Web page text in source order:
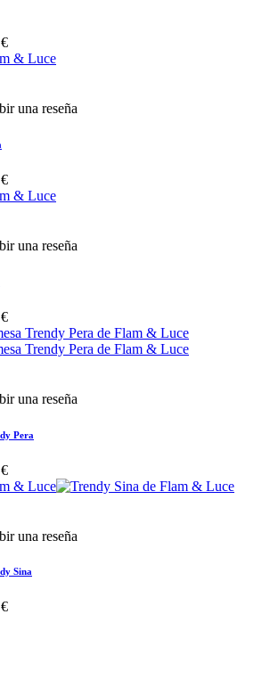
una reseña
una reseña
una reseña
Pera
una reseña
Sina